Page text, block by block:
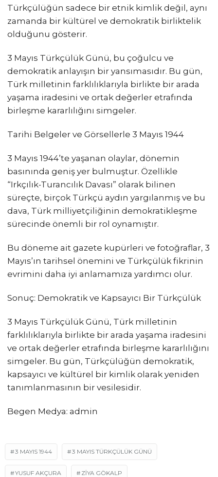
Türkçülüğün sadece bir etnik kimlik değil, aynı
zamanda bir kültürel ve demokratik birliktelik
olduğunu gösterir.
3 Mayıs Türkçülük Günü, bu çoğulcu ve
demokratik anlayışın bir yansımasıdır. Bu gün,
Türk milletinin farklılıklarıyla birlikte bir arada
yaşama iradesini ve ortak değerler etrafında
birleşme kararlılığını simgeler.
Tarihi Belgeler ve Görsellerle 3 Mayıs 1944
3 Mayıs 1944’te yaşanan olaylar, dönemin
basınında geniş yer bulmuştur. Özellikle
“Irkçılık-Turancılık Davası” olarak bilinen
süreçte, birçok Türkçü aydın yargılanmış ve bu
dava, Türk milliyetçiliğinin demokratikleşme
sürecinde önemli bir rol oynamıştır.
Bu döneme ait gazete kupürleri ve fotoğraflar, 3
Mayıs’ın tarihsel önemini ve Türkçülük fikrinin
evrimini daha iyi anlamamıza yardımcı olur.
Sonuç: Demokratik ve Kapsayıcı Bir Türkçülük
3 Mayıs Türkçülük Günü, Türk milletinin
farklılıklarıyla birlikte bir arada yaşama iradesini
ve ortak değerler etrafında birleşme kararlılığını
simgeler. Bu gün, Türkçülüğün demokratik,
kapsayıcı ve kültürel bir kimlik olarak yeniden
tanımlanmasının bir vesilesidir.
Begen Medya: admin
3 MAYIS 1944 3 MAYIS TÜRKÇÜLÜK GÜNÜ
YUSUF AKÇURA ZIYA GÖKALP